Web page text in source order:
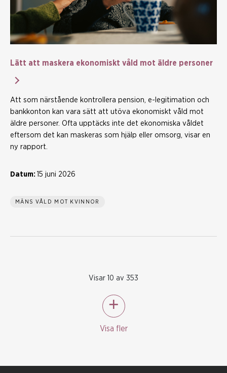
Lätt att maskera ekonomiskt våld mot äldre personer
Att som närstående kontrollera pension, e-legitimation och
bankkonton kan vara sätt att utöva ekonomiskt våld mot
äldre personer. Ofta upptäcks inte det ekonomiska våldet
eftersom det kan maskeras som hjälp eller omsorg, visar en
ny rapport.
Datum: 15 juni 2026
MÄNS VÅLD MOT KVINNOR
Visar 10 av 353
Visa fler